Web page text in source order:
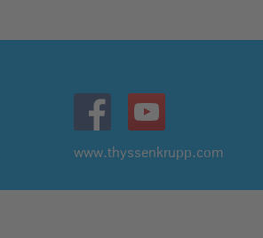
www.thyssenkrupp.com